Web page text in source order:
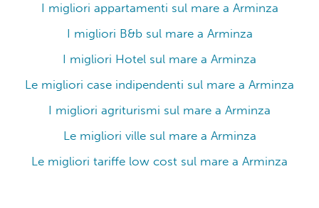
I migliori appartamenti sul mare a Arminza
I migliori B&b sul mare a Arminza
I migliori Hotel sul mare a Arminza
Le migliori case indipendenti sul mare a Arminza
I migliori agriturismi sul mare a Arminza
Le migliori ville sul mare a Arminza
Le migliori tariffe low cost sul mare a Arminza